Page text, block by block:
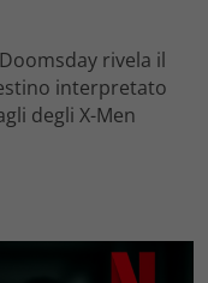
rivela il
interpretato
degli X-Men